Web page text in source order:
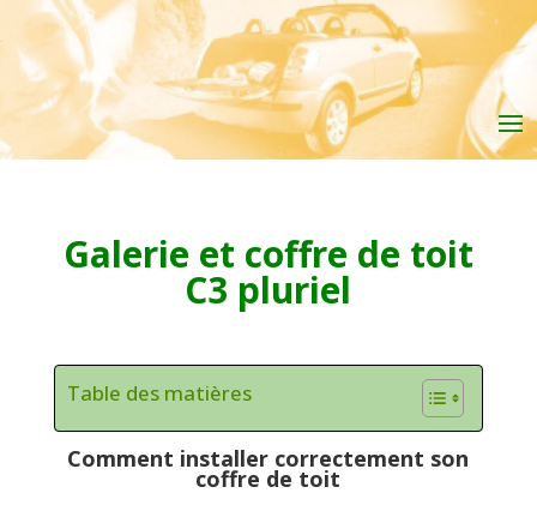
Galerie et coffre de toit
C3 pluriel
Table des matières
Comment installer correctement son
coffre de toit